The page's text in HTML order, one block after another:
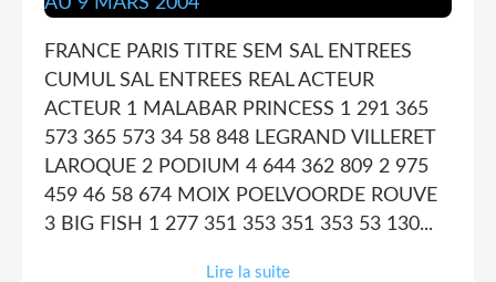
FRANCE PARIS TITRE SEM SAL ENTREES
CUMUL SAL ENTREES REAL ACTEUR
ACTEUR 1 MALABAR PRINCESS 1 291 365
573 365 573 34 58 848 LEGRAND VILLERET
LAROQUE 2 PODIUM 4 644 362 809 2 975
459 46 58 674 MOIX POELVOORDE ROUVE
3 BIG FISH 1 277 351 353 351 353 53 130...
Lire la suite